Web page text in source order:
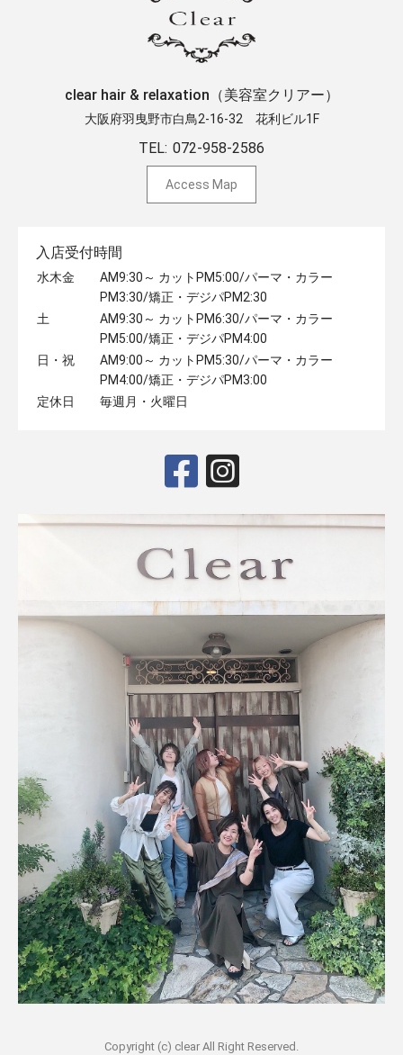
clear hair & relaxation（美容室クリアー）
大阪府羽曳野市白鳥2-16-32 ​花利ビル1F
TEL: 072-958-2586
Access Map
入店受付時間
水木金
AM9:30～ カットPM5:00/パーマ・カラー
PM3:30/矯正・デジパPM2:30
土
AM9:30～ カットPM6:30/パーマ・カラー
PM5:00/矯正・デジパPM4:00
日・祝
AM9:00～ カットPM5:30/パーマ・カラー
PM4:00/矯正・デジパPM3:00
定休日
毎週月・火曜日
Copyright (c) clear All Right Reserved.